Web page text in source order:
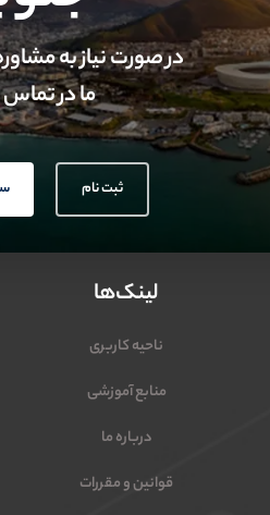
در صورت نیاز به
ما در
ثبت نام
لینک‌ها
ناحیه کاربری
منابع آموزشی
درباره ما
قوانین و مقررات